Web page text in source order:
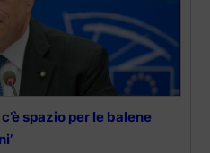
spazio per le balene